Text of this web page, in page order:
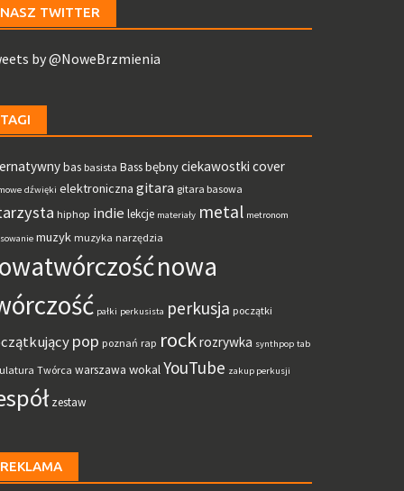
NASZ TWITTER
by @NoweBrzmienia
TAGI
bas basista Bassbębnyciekawostki cover
dźwięki elektroniczna gitara gitara basowa
hiphop indie lekcje materiały metal metronom
muzyk muzyka narzędzia
nowa
pałki perkusista perkusja początki
pop poznań rap rockrozrywka synthpop tab
Twórca warszawa wokalYouTube zakup perkusji
zestaw
REKLAMA